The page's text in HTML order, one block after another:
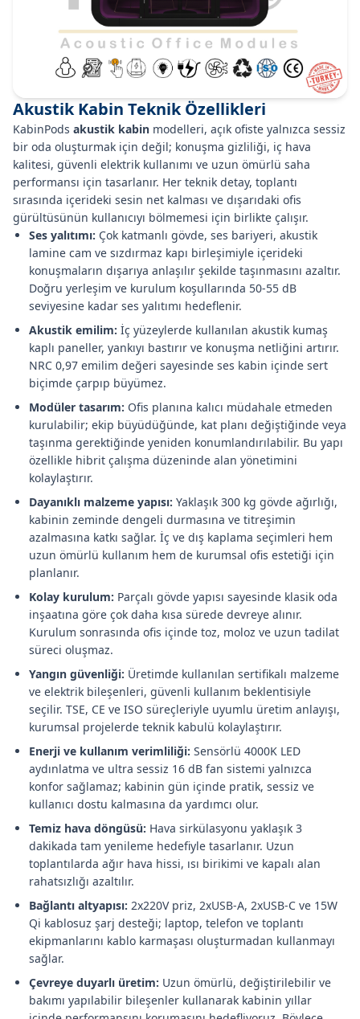
Akustik Kabin Teknik Özellikleri
KabinPods akustik kabin modelleri, açık ofiste yalnızca sessiz
bir oda oluşturmak için değil; konuşma gizliliği, iç hava
kalitesi, güvenli elektrik kullanımı ve uzun ömürlü saha
performansı için tasarlanır. Her teknik detay, toplantı
sırasında içerideki sesin net kalması ve dışarıdaki ofis
gürültüsünün kullanıcıyı bölmemesi için birlikte çalışır.
Ses yalıtımı: Çok katmanlı gövde, ses bariyeri, akustik
lamine cam ve sızdırmaz kapı birleşimiyle içerideki
konuşmaların dışarıya anlaşılır şekilde taşınmasını azaltır.
Doğru yerleşim ve kurulum koşullarında 50-55 dB
seviyesine kadar ses yalıtımı hedeflenir.
Akustik emilim: İç yüzeylerde kullanılan akustik kumaş
kaplı paneller, yankıyı bastırır ve konuşma netliğini artırır.
NRC 0,97 emilim değeri sayesinde ses kabin içinde sert
biçimde çarpıp büyümez.
Modüler tasarım: Ofis planına kalıcı müdahale etmeden
kurulabilir; ekip büyüdüğünde, kat planı değiştiğinde veya
taşınma gerektiğinde yeniden konumlandırılabilir. Bu yapı
özellikle hibrit çalışma düzeninde alan yönetimini
kolaylaştırır.
Dayanıklı malzeme yapısı: Yaklaşık 300 kg gövde ağırlığı,
kabinin zeminde dengeli durmasına ve titreşimin
azalmasına katkı sağlar. İç ve dış kaplama seçimleri hem
uzun ömürlü kullanım hem de kurumsal ofis estetiği için
planlanır.
Kolay kurulum: Parçalı gövde yapısı sayesinde klasik oda
inşaatına göre çok daha kısa sürede devreye alınır.
Kurulum sonrasında ofis içinde toz, moloz ve uzun tadilat
süreci oluşmaz.
Yangın güvenliği: Üretimde kullanılan sertifikalı malzeme
ve elektrik bileşenleri, güvenli kullanım beklentisiyle
seçilir. TSE, CE ve ISO süreçleriyle uyumlu üretim anlayışı,
kurumsal projelerde teknik kabulü kolaylaştırır.
Enerji ve kullanım verimliliği: Sensörlü 4000K LED
aydınlatma ve ultra sessiz 16 dB fan sistemi yalnızca
konfor sağlamaz; kabinin gün içinde pratik, sessiz ve
kullanıcı dostu kalmasına da yardımcı olur.
Temiz hava döngüsü: Hava sirkülasyonu yaklaşık 3
dakikada tam yenileme hedefiyle tasarlanır. Uzun
toplantılarda ağır hava hissi, ısı birikimi ve kapalı alan
rahatsızlığı azaltılır.
Bağlantı altyapısı: 2x220V priz, 2xUSB-A, 2xUSB-C ve 15W
Qi kablosuz şarj desteği; laptop, telefon ve toplantı
ekipmanlarını kablo karmaşası oluşturmadan kullanmayı
sağlar.
Çevreye duyarlı üretim: Uzun ömürlü, değiştirilebilir ve
bakımı yapılabilir bileşenler kullanarak kabinin yıllar